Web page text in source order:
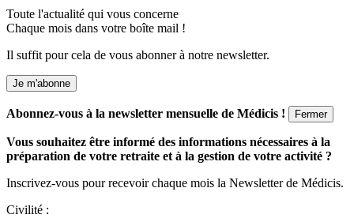
Toute l'actualité qui vous concerne
Chaque mois dans votre boîte mail !
Il suffit pour cela de vous abonner à notre newsletter.
Je m'abonne
Abonnez-vous à la newsletter mensuelle de Médicis ! Fermer
Vous souhaitez être informé des informations nécessaires à la
préparation de votre retraite et à la gestion de votre activité ?
Inscrivez-vous pour recevoir chaque mois la Newsletter de Médicis.
Civilité :